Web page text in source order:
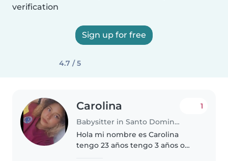
verification
Sign up for free
4.7 / 5
Carolina
Babysitter in Santo Domingo de los Colorados
1
Hola mi nombre es Carolina
tengo 23 años tengo 3 años o